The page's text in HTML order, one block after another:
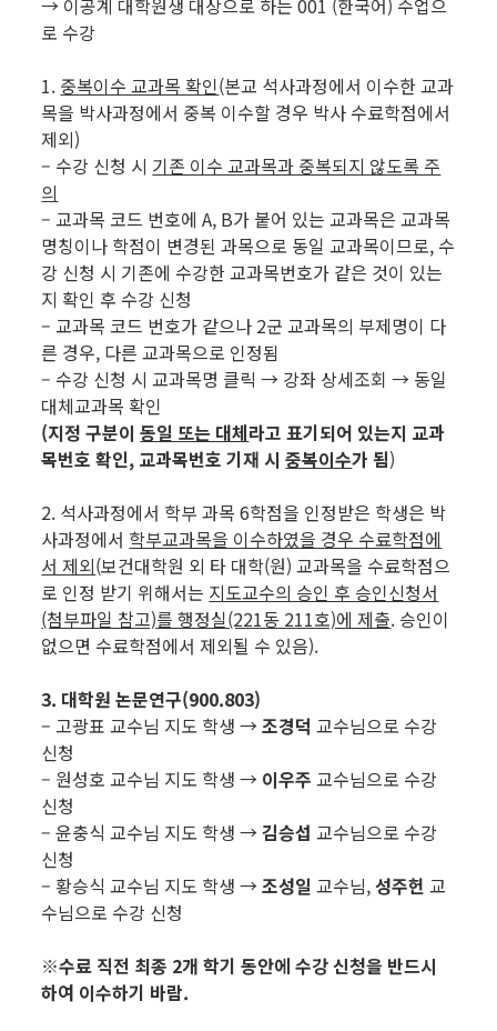
→ 이공계 대학원생 대상으로 하는 001 (한국어) 수업으
로 수강
1. 중복이수 교과목 확인(본교 석사과정에서 이수한 교과
목을 박사과정에서 중복 이수할 경우 박사 수료학점에서
제외)
– 수강 신청 시 기존 이수 교과목과 중복되지 않도록 주
의
– 교과목 코드 번호에 A, B가 붙어 있는 교과목은 교과목
명칭이나 학점이 변경된 과목으로 동일 교과목이므로, 수
강 신청 시 기존에 수강한 교과목번호가 같은 것이 있는
지 확인 후 수강 신청
– 교과목 코드 번호가 같으나 2군 교과목의 부제명이 다
른 경우, 다른 교과목으로 인정됨
– 수강 신청 시 교과목명 클릭 → 강좌 상세조회 → 동일
대체교과목 확인
(지정 구분이동일 또는 대체라고 표기되어 있는지 교과
목번호 확인, 교과목번호 기재 시중복이수가 됨)
2. 석사과정에서 학부 과목 6학점을 인정받은 학생은 박
사과정에서 학부교과목을 이수하였을 경우 수료학점에
서 제외(보건대학원 외 타 대학(원) 교과목을 수료학점으
로 인정 받기 위해서는 지도교수의 승인 후 승인신청서
(첨부파일 참고)를 행정실(221동 211호)에 제출. 승인이
없으면 수료학점에서 제외될 수 있음).
3. 대학원 논문연구(900.803)
– 고광표 교수님 지도 학생 →조경덕 교수님으로 수강
신청
– 원성호 교수님 지도 학생 → 이우주 교수님으로 수강
신청
– 윤충식 교수님 지도 학생 →김승섭 교수님으로 수강
신청
– 황승식 교수님 지도 학생 →조성일 교수님,성주헌 교
수님으로 수강 신청
※수료 직전 최종 2개 학기 동안에 수강 신청을 반드시
하여 이수하기 바람.